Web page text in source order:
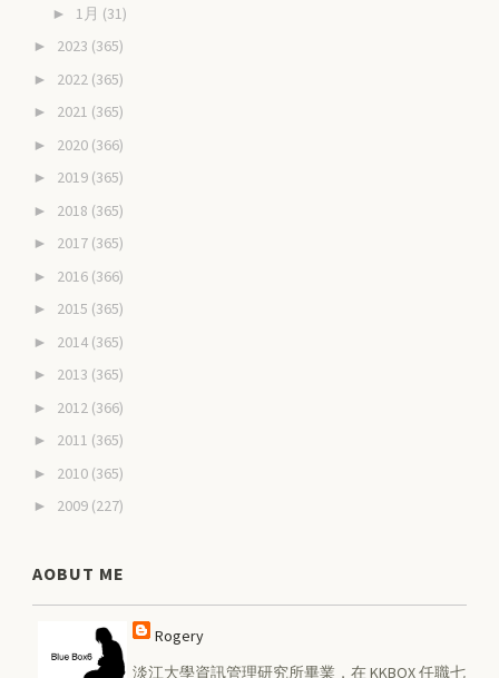
► 1月 (31)
► 2023 (365)
► 2022 (365)
► 2021 (365)
► 2020 (366)
► 2019 (365)
► 2018 (365)
► 2017 (365)
► 2016 (366)
► 2015 (365)
► 2014 (365)
► 2013 (365)
► 2012 (366)
► 2011 (365)
► 2010 (365)
► 2009 (227)
AOBUT ME
Rogery
淡江大學資訊管理研究所畢業，在 KKBOX 任職七